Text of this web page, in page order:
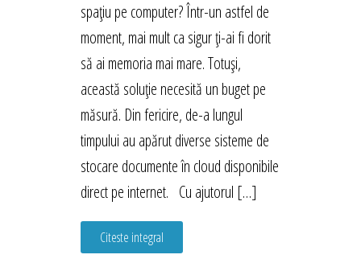
spațiu pe computer? Într-un astfel de
moment, mai mult ca sigur ți-ai fi dorit
să ai memoria mai mare. Totuși,
această soluție necesită un buget pe
măsură. Din fericire, de-a lungul
timpului au apărut diverse sisteme de
stocare documente în cloud disponibile
direct pe internet. Cu ajutorul […]
Citeste integral